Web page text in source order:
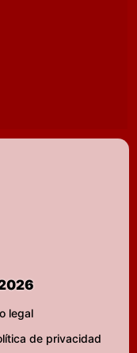
legal
de privacidad